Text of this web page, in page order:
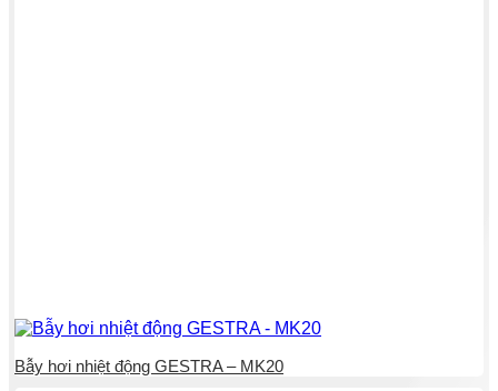
Bẫy hơi nhiệt động GESTRA – MK20